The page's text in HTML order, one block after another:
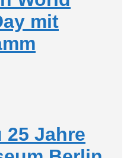
mit
25 Jahre